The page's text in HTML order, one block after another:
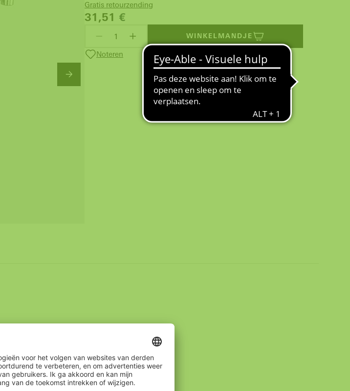
Gratis retourzending
31,51 €
WINKELMANDJE
Noteren
geforceerd aandrukken) openingselementen